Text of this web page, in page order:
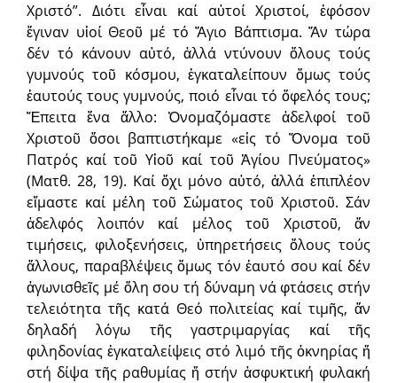
Χριστό”. Διότι εἶναι καί αὐτοί Χριστοί, ἐφόσον
ἔγιναν υἱοί Θεοῦ μέ τό Ἅγιο Βάπτισμα. Ἄν τώρα
δέν τό κάνουν αὐτό, ἀλλά ντύνουν ὅλους τούς
γυμνούς τοῦ κόσμου, ἐγκαταλείπουν ὅμως τούς
ἑαυτούς τους γυμνούς, ποιό εἶναι τό ὄφελός τους;
Ἔπειτα ἕνα ἄλλο: Ὀνομαζόμαστε ἀδελφοί τοῦ
Χριστοῦ ὅσοι βαπτιστήκαμε «εἰς τό Ὄνομα τοῦ
Πατρός καί τοῦ Υἱοῦ καί τοῦ Ἁγίου Πνεύματος»
(Ματθ. 28, 19). Καί ὄχι μόνο αὐτό, ἀλλά ἐπιπλέον
εἴμαστε καί μέλη τοῦ Σώματος τοῦ Χριστοῦ. Σάν
ἀδελφός λοιπόν καί μέλος τοῦ Χριστοῦ, ἄν
τιμήσεις, φιλοξενήσεις, ὑπηρετήσεις ὅλους τούς
ἄλλους, παραβλέψεις ὅμως τόν ἑαυτό σου καί δέν
ἀγωνισθεῖς μέ ὅλη σου τή δύναμη νά φτάσεις στήν
τελειότητα τῆς κατά Θεό πολιτείας καί τιμῆς, ἄν
δηλαδή λόγω τῆς γαστριμαργίας καί τῆς
φιληδονίας ἐγκαταλείψεις στό λιμό τῆς ὀκνηρίας ἤ
στή δίψα τῆς ραθυμίας ἤ στήν ἀσφυκτική φυλακή